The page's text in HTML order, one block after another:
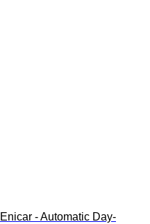
Enicar - Automatic Day-